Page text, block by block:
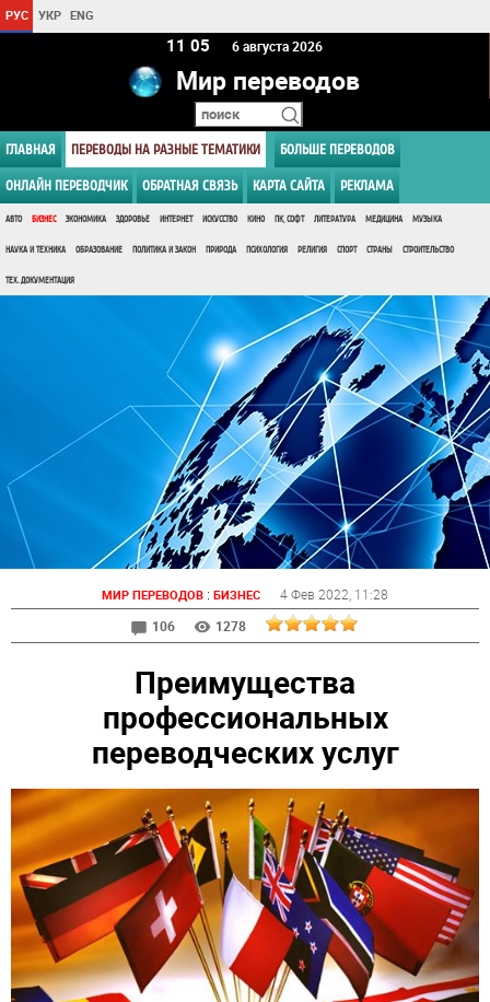
РУС УКР ENG
11:05 6 августа 2026
Мир переводов
ГЛАВНАЯ ПЕРЕВОДЫ НА РАЗНЫЕ ТЕМАТИКИ БОЛЬШЕ ПЕРЕВОДОВ
ОНЛАЙН ПЕРЕВОДЧИК ОБРАТНАЯ СВЯЗЬ КАРТА САЙТА РЕКЛАМА
АВТО БИЗНЕС ЭКОНОМИКА ЗДОРОВЬЕ ИНТЕРНЕТ ИСКУССТВО КИНО ПК, СОФТ ЛИТЕРАТУРА МЕДИЦИНА МУЗЫКА
НАУКА И ТЕХНИКА ОБРАЗОВАНИЕ ПОЛИТИКА И ЗАКОН ПРИРОДА ПСИХОЛОГИЯ РЕЛИГИЯ СПОРТ СТРАНЫ СТРОИТЕЛЬСТВО
ТЕХ. ДОКУМЕНТАЦИЯ
МИР ПЕРЕВОДОВ : БИЗНЕС 4 Фев 2022 , 11:28
106
1278
Преимущества
профессиональных
переводческих услуг